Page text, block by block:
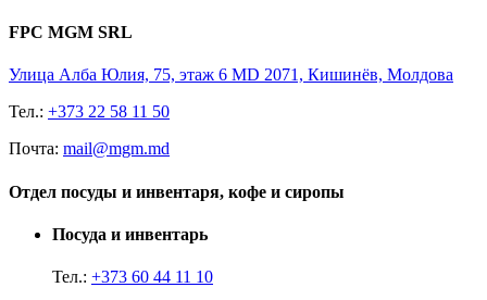
FPC MGM SRL
Улица Алба Юлия, 75, этаж 6 MD 2071, Кишинёв, Молдова
Тел.: +373 22 58 11 50
Почта: mail@mgm.md
Отдел посуды и инвентаря, кофе и сиропы
Посуда и инвентарь
Тел.: +373 60 44 11 10